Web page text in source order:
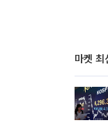
마켓 최